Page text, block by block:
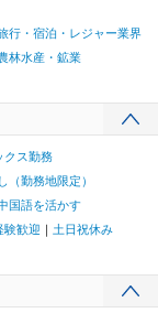
行・宿泊・レジャー業界
林水産・鉱業
クス勤務
（勤務地限定）
国語を活かす
験歓迎
土日祝休み